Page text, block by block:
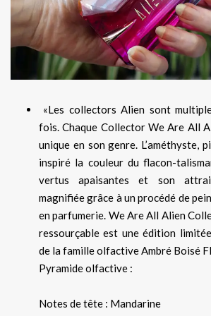
«Les collectors Alien sont
fois. Chaque Collector We Are All
unique en son genre. L’améthyste,
inspiré la couleur du flacon-
vertus apaisantes et son
magnifiée grâce à un procédé de
en parfumerie. We Are All Alien
ressourçable est une édition
de la famille olfactive Ambré Boisé
Pyramide olfactive :
Notes de tête : Mandarine